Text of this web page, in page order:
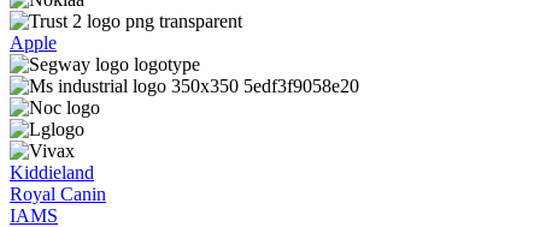
Apple
Kiddieland
Royal Canin
IAMS